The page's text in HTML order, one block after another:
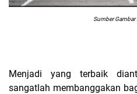
Sumber Gambar
Menjadi yang terbaik
sangatlah membanggakan